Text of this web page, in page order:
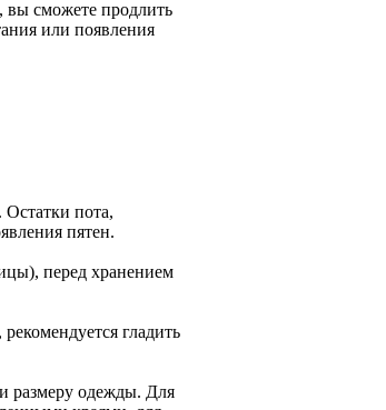
вы сможете продлить
или появления
пота,
пятен.
перед хранением
гладить
размеру одежды. Для